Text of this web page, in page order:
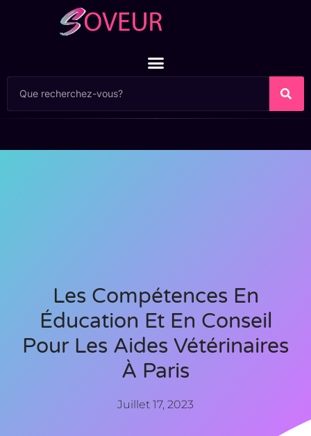
Les Compétences En
Éducation Et En Conseil
Pour Les Aides Vétérinaires
À Paris
Juillet 17, 2023